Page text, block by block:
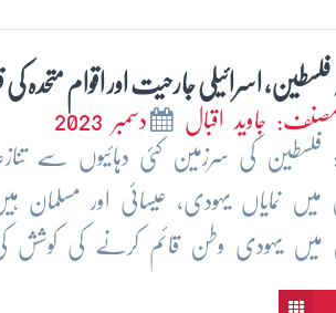
فلسطین، اسرائیلی جارحیت اور اقوام متحدہ کی
جاوید اقبال
دسمبر 2023
فلسطین کی سرزمین کئی دہائیوں سے
نمایاں یہودی، عیسائی اور
میں یہودی وطن قائم کرنے کی کوشش